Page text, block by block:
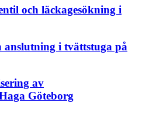
och läckagesökning i
i tvättstuga på
av
Göteborg